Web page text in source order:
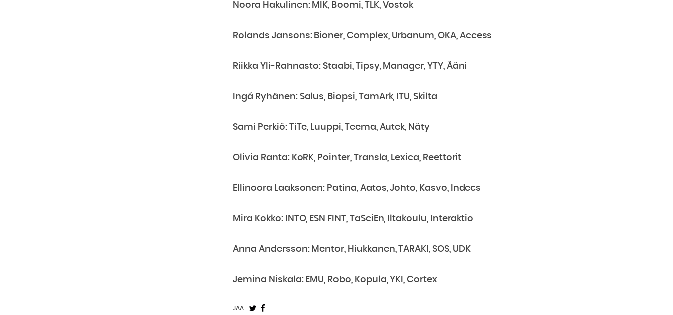
Noora Hakulinen: MIK, Boomi, TLK, Vostok
Rolands Jansons: Bioner, Complex, Urbanum, OKA, Access
Riikka Yli-Rahnasto: Staabi, Tipsy, Manager, YTY, Ääni
Ingá Ryhänen: Salus, Biopsi, TamArk, ITU, Skilta
Sami Perkiö: TiTe, Luuppi, Teema, Autek, Näty
Olivia Ranta: KoRK, Pointer, Transla, Lexica, Reettorit
Ellinoora Laaksonen: Patina, Aatos, Johto, Kasvo, Indecs
Mira Kokko: INTO, ESN FINT, TaSciEn, Iltakoulu, Interaktio
Anna Andersson: Mentor, Hiukkanen, TARAKI, SOS, UDK
Jemina Niskala: EMU, Robo, Kopula, YKI, Cortex
JAA
JaaJaa